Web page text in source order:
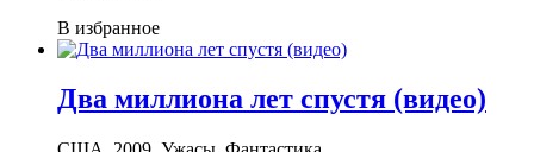
В избранное
Два миллиона лет спустя (видео)